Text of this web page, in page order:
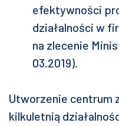
efektywności
działalności w
na zlecenie
03.2019).
Utworzenie centrum
kilkuletnią